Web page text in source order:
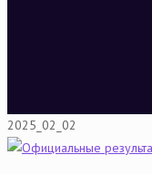
2025_02_02